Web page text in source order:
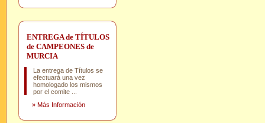
ENTREGA de TÍTULOS
de CAMPEONES de
MURCIA
La entrega de Títulos se
efectuará una vez
homologado los mismos
por el comite ...
» Más Información